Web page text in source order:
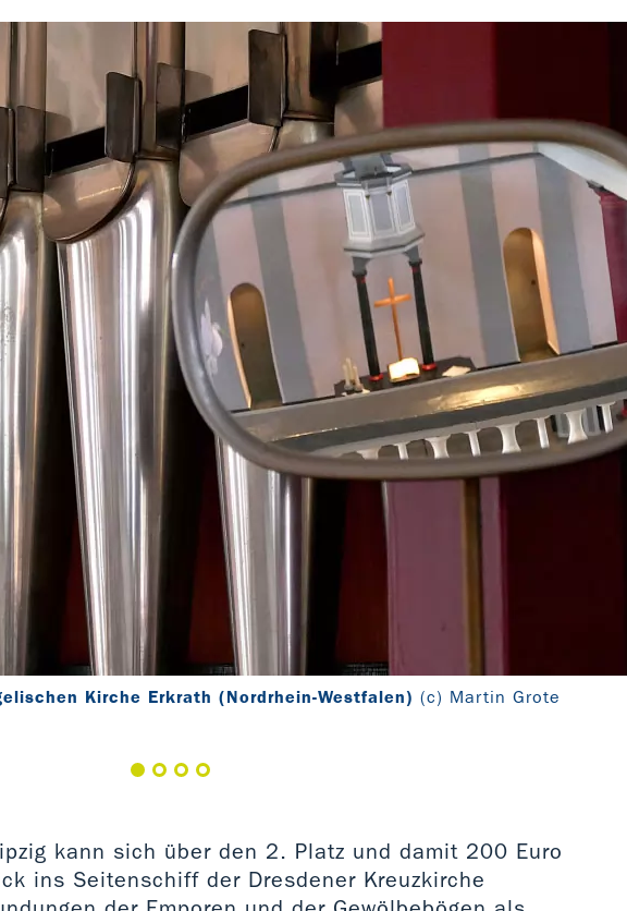
Kirche Erkrath (Nordrhein-Westfalen) (c) Martin Grote
kann sich über den 2. Platz und damit 200 Euro
ins Seitenschiff der Dresdener Kreuzkirche